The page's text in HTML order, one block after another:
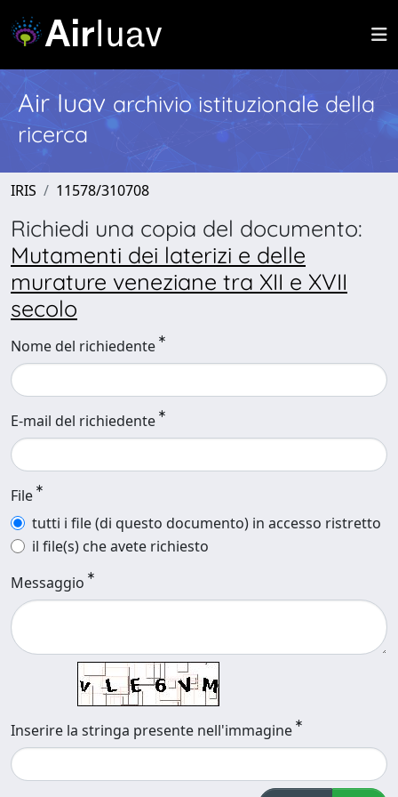
Air Iuav archivio istituzionale della
ricerca
IRIS 11578/310708
Richiedi una copia del documento:
Mutamenti dei laterizi e delle
murature veneziane tra XII e XVII
secolo
Nome del richiedente
E-mail del richiedente
File
tutti i file (di questo documento) in accesso ristretto
il file(s) che avete richiesto
Messaggio
Inserire la stringa presente nell'immagine